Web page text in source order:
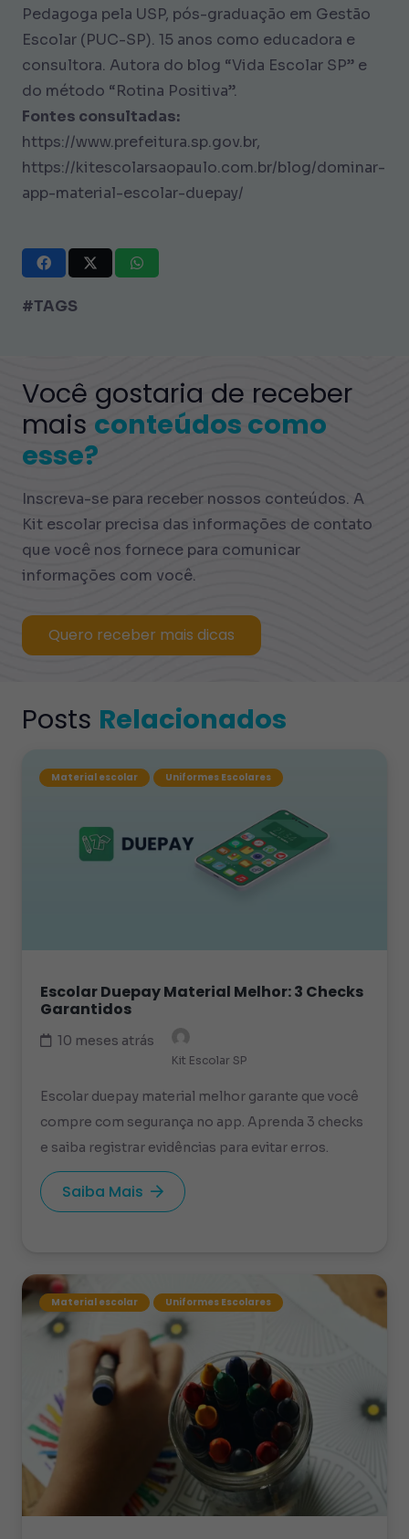
Pedagoga pela USP, pós-graduação em Gestão
Escolar (PUC-SP). 15 anos como educadora e
consultora. Autora do blog “Vida Escolar SP” e
do método “Rotina Positiva”.
Fontes consultadas:
https://www.prefeitura.sp.gov.br,
https://kitescolarsaopaulo.com.br/blog/dominar-
app-material-escolar-duepay/
#TAGS
Você gostaria de receber
mais conteúdos como
esse?
Inscreva-se para receber nossos conteúdos. A
Kit escolar precisa das informações de contato
que você nos fornece para comunicar
informações com você.
Quero receber mais dicas
Posts Relacionados
Material escolar Uniformes Escolares
Escolar Duepay Material Melhor: 3 Checks
Garantidos
10 meses atrás
Kit Escolar SP
Escolar duepay material melhor garante que você
compre com segurança no app. Aprenda 3 checks
e saiba registrar evidências para evitar erros.
Saiba Mais
Material escolar Uniformes Escolares